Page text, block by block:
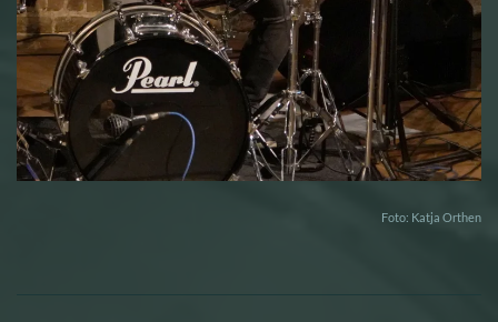
Foto: Katja Orthen